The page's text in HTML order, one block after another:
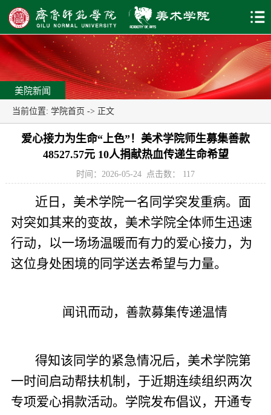
美院新闻
当前位置: 学院首页 -> 正文
爱心接力为生命“上色”！美术学院师生募集善款
48527.57元 10人捐献热血传递生命希望
时间：2026-05-24 点击数： 117
近日，美术学院一名同学突发重病。面
对突如其来的变故，美术学院全体师生迅速
行动，以一场场温暖而有力的爱心接力，为
这位身处困境的同学送去希望与力量。
闻讯而动，善款募集传递温情
得知该同学的紧急情况后，美术学院第
一时间启动帮扶机制，于近期连续组织两次
专项爱心捐款活动。学院发布倡议，开通专